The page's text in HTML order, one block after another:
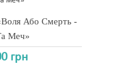
Або Смерть -
Меч»
грн